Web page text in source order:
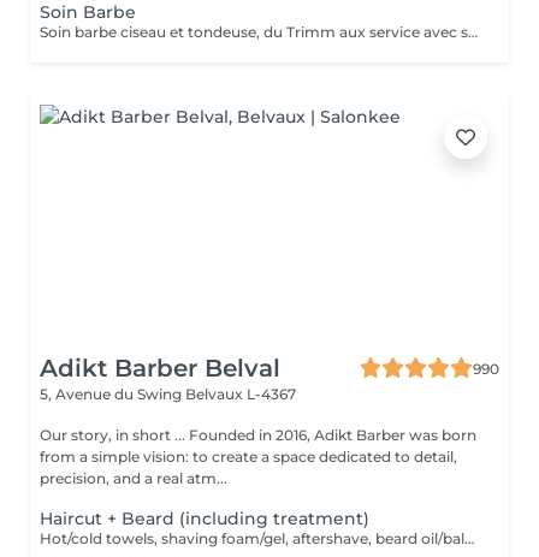
Soin Barbe
Soin barbe ciseau et tondeuse, du Trimm aux service avec serviettes chaudes
Adikt Barber Belval
990
5, Avenue du Swing Belvaux L-4367
Our story, in short ... Founded in 2016, Adikt Barber was born
from a simple vision: to create a space dedicated to detail,
precision, and a real atm...
Haircut + Beard (including treatment)
Hot/cold towels, shaving foam/gel, aftershave, beard oil/balm and wax or gel